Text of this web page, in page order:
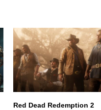
Red Dead Redemption 2